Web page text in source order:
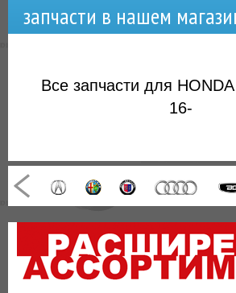
запчасти в нашем
Все запчасти для
16-